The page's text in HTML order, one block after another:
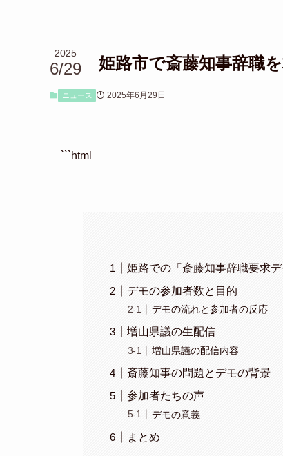
姫路市で斎藤知事辞職
2025
6/29
ニュース 2025年6月29日
```html
姫路での「斎藤知事辞職要求
デモの参加者数と目的
デモの流れと参加者の反応
増山県議の生配信
増山県議の配信内容
斎藤知事の問題とデモの背景
参加者たちの声
デモの意義
まとめ